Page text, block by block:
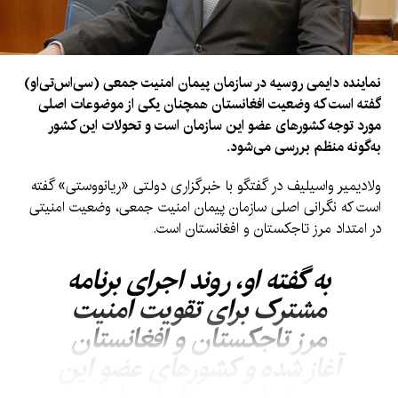
نماینده دایمی روسیه در سازمان پیمان امنیت جمعی (سی‌اس‌تی‌او)
گفته است که وضعیت افغانستان همچنان یکی از موضوعات اصلی
مورد توجه کشورهای عضو این سازمان است و تحولات این کشور
به‌گونه منظم بررسی می‌شود.
ولادیمیر واسیلیف در گفتگو با خبرگزاری دولتی «ریانووستی» گفته
است که نگرانی اصلی سازمان پیمان امنیت جمعی، وضعیت امنیتی
در امتداد مرز تاجکستان و افغانستان است.
به گفته او، روند اجرای برنامه
مشترک برای تقویت امنیت
مرز تاجکستان و افغانستان
آغاز شده و کشورهای عضو این